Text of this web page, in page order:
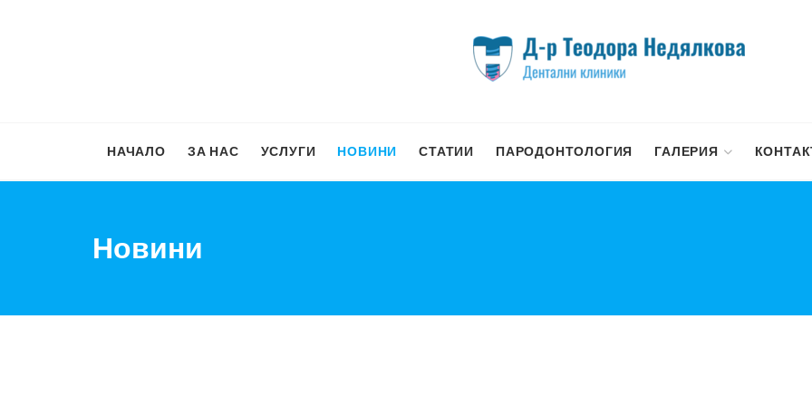
НАЧАЛО ЗА НАС УСЛУГИ НОВИНИ СТАТИИ ПАРОДОНТОЛОГИЯ ГАЛЕРИЯ
Новини